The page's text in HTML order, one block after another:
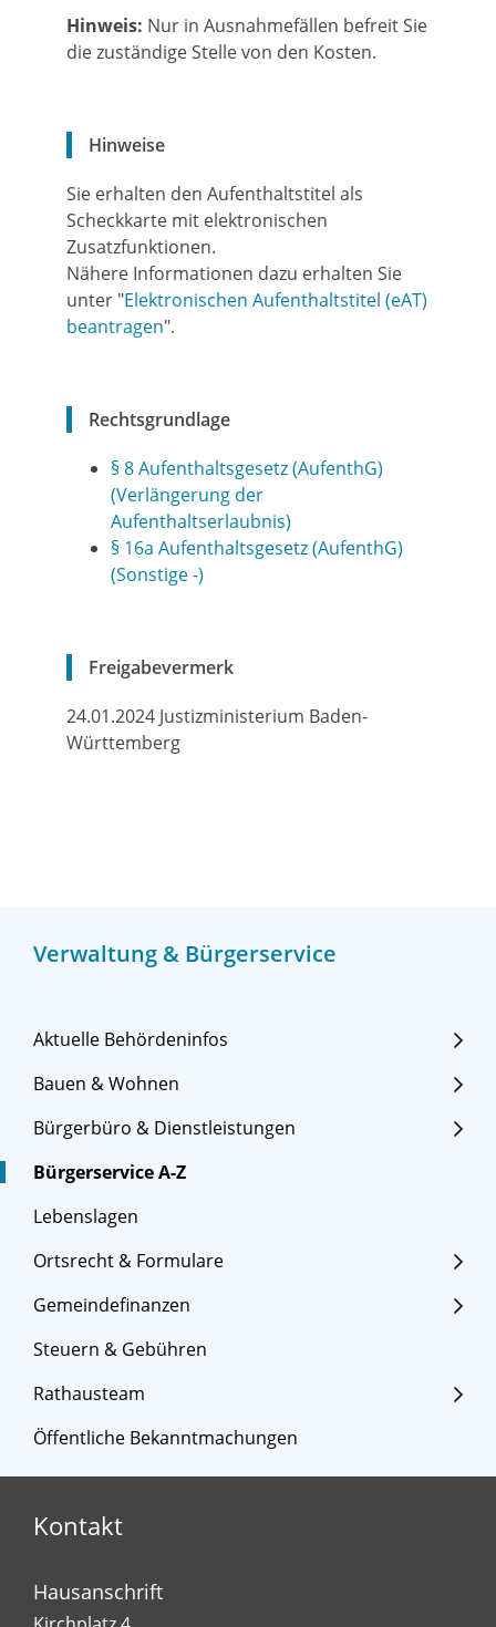
Verwaltung & Bürgerservice
Aktuelle Behördeninfos
Bauen & Wohnen
Bürgerbüro & Dienstleistungen
Bürgerservice A-Z
Lebenslagen
Ortsrecht & Formulare
Gemeindefinanzen
Steuern & Gebühren
Rathausteam
Öffentliche Bekanntmachungen
Hinweis: Nur in Ausnahmefällen befreit Sie
die zuständige Stelle von den Kosten.
Hinweise
Sie erhalten den Aufenthaltstitel als
Scheckkarte mit elektronischen
Zusatzfunktionen.
Nähere Informationen dazu erhalten Sie
unter "Elektronischen Aufenthaltstitel (eAT)
beantragen".
Rechtsgrundlage
§ 8 Aufenthaltsgesetz (AufenthG)
(Verlängerung der
Aufenthaltserlaubnis)
§ 16a Aufenthaltsgesetz (AufenthG)
(Sonstige -)
Freigabevermerk
24.01.2024 Justizministerium Baden-
Württemberg
Kontakt
Hausanschrift